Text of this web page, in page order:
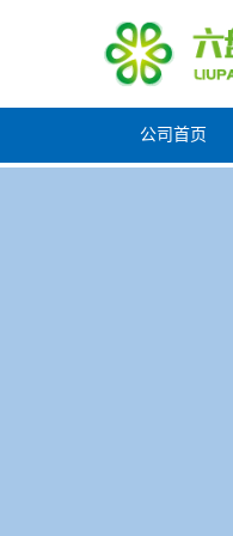
公司首页